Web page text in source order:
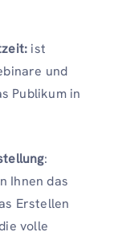
ist
und
Publikum in
:
Ihnen das
Erstellen
volle